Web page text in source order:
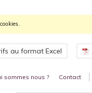
au format Excel
sommes nous ? Contact